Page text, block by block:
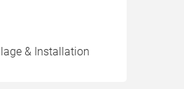
& Installation